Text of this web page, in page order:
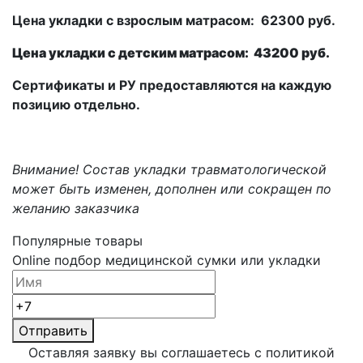
Цена укладки с взрослым матрасом: 62300 руб.
Цена укладки с детским матрасом: 43200 руб.
Сертификаты и РУ предоставляются на каждую
позицию отдельно.
Внимание! Состав укладки травматологической
может быть изменен, дополнен или сокращен по
желанию заказчика
Популярные товары
Online подбор медицинской сумки или укладки
Отправить
Оставляя заявку вы соглашаетесь с политикой